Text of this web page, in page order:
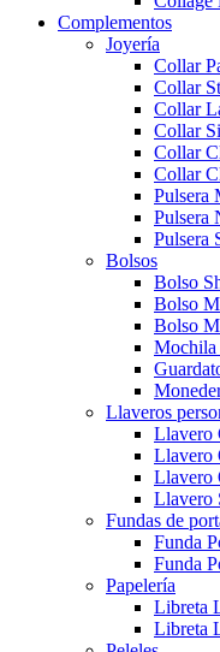
Complementos
Joyería
Collar
Collar
Collar
Collar
Collar
Collar
Pulsera
Pulsera
Pulsera
Bolsos
Bolso
Bolso
Bolso
Mochila
Llaveros
Llavero
Llavero
Llavero
Llavero
Fundas de
Funda
Funda
Papelería
Libreta
Libreta